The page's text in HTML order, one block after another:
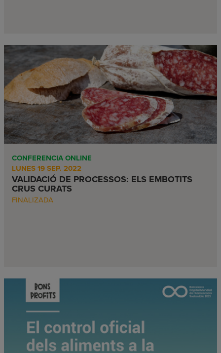
CONFERENCIA ONLINE
LUNES 19 SEP. 2022
VALIDACIÓ DE PROCESSOS: ELS EMBOTITS
CRUS CURATS
FINALIZADA